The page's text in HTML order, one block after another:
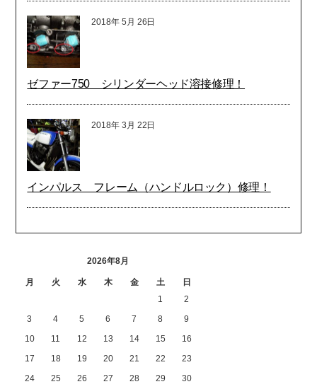
2018年 5月 26日
ゼファー750 シリンダーヘッド溶接修理！
2018年 3月 22日
インパルス フレーム（ハンドルロック）修理！
2026年8月
月 火 水 木 金 土 日
1
2
3
4 5 6 7 8
9
10
11 12 13 14 15
16
17
18 19 20 21 22
23
24
25 26 27 28 29
30